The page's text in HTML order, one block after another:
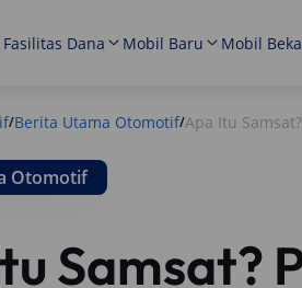
Fasilitas Dana Mobil Baru Mobil
/Berita Utama Otomotif/Apa Itu
Otomotif
Samsat?